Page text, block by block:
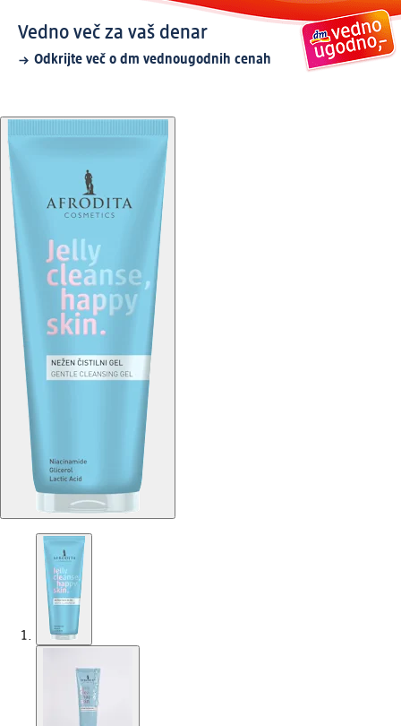
Vedno več za vaš denar
Odkrijte več o dm vednougodnih cenah